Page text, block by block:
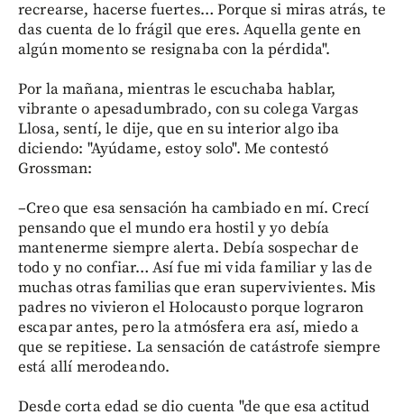
recrearse, hacerse fuertes… Porque si miras atrás, te
das cuenta de lo frágil que eres. Aquella gente en
algún momento se resignaba con la pérdida".
Por la mañana, mientras le escuchaba hablar,
vibrante o apesadumbrado, con su colega Vargas
Llosa, sentí, le dije, que en su interior algo iba
diciendo: "Ayúdame, estoy solo". Me contestó
Grossman:
–Creo que esa sensación ha cambiado en mí. Crecí
pensando que el mundo era hostil y yo debía
mantenerme siempre alerta. Debía sospechar de
todo y no confiar… Así fue mi vida familiar y las de
muchas otras familias que eran supervivientes. Mis
padres no vivieron el Holocausto porque lograron
escapar antes, pero la atmósfera era así, miedo a
que se repitiese. La sensación de catástrofe siempre
está allí merodeando.
Desde corta edad se dio cuenta "de que esa actitud